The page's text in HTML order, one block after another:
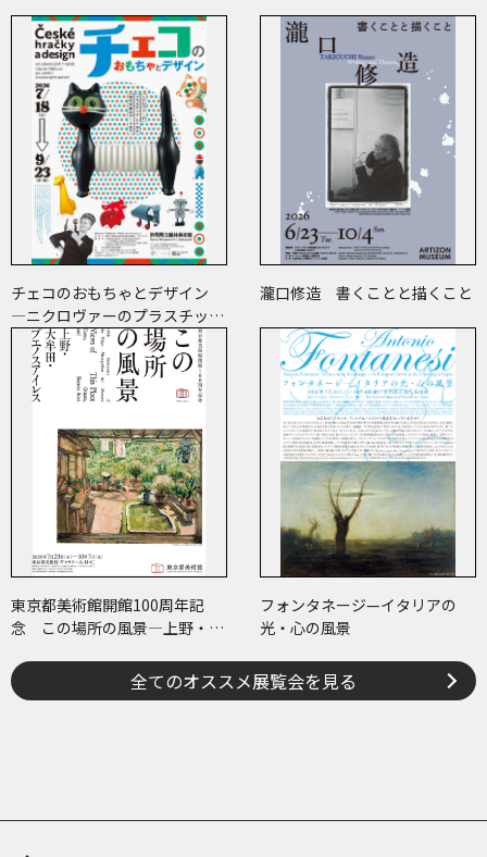
チェコのおもちゃとデザイン
―ニクロヴァーのプラスチッ
ク・トイから現代作家のアート
まで―
瀧口修造 書くことと描くこと
東京都美術館開館100周年記
念 この場所の風景―上野・大
フォンタネージ—イタリアの
光・心の風景
全てのオススメ展覧会を見る